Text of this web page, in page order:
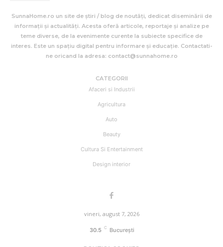
SunnaHome.ro un site de știri / blog de noutăți, dedicat diseminării de
informații și actualități. Acesta oferă articole, reportaje și analize pe
teme diverse, de la evenimente curente la subiecte specifice de
interes. Este un spațiu digital pentru informare și educație. Contactati-
ne oricand la adresa: contact@sunnahome.ro
CATEGORII
Afaceri si Industrii
Agricultura
Auto
Beauty
Cultura Si Entertainment
Design interior
vineri, august 7, 2026
30.5 C București